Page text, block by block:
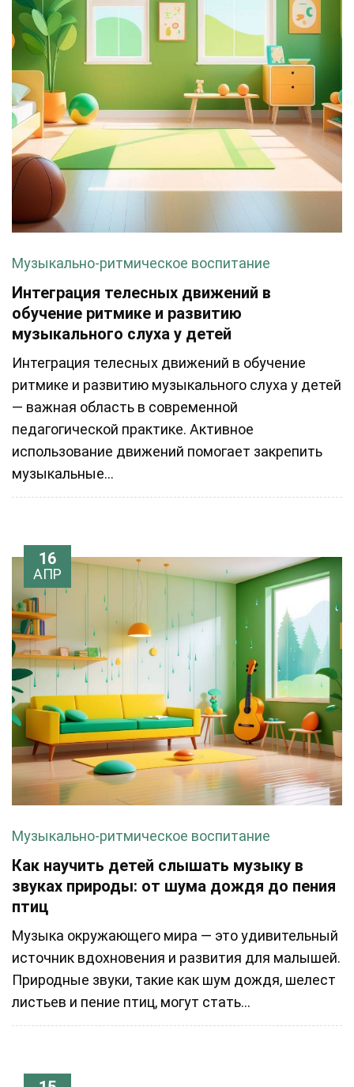
Музыкально-ритмическое воспитание
Интеграция телесных движений в
обучение ритмике и развитию
музыкального слуха у детей
Интеграция телесных движений в обучение
ритмике и развитию музыкального слуха у детей
— важная область в современной
педагогической практике. Активное
использование движений помогает закрепить
музыкальные...
16
АПР
Музыкально-ритмическое воспитание
Как научить детей слышать музыку в
звуках природы: от шума дождя до пения
птиц
Музыка окружающего мира — это удивительный
источник вдохновения и развития для малышей.
Природные звуки, такие как шум дождя, шелест
листьев и пение птиц, могут стать...